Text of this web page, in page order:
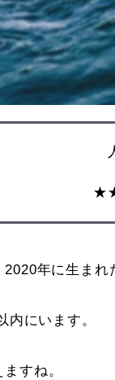
2020年に生ま
内にいます。
すね。